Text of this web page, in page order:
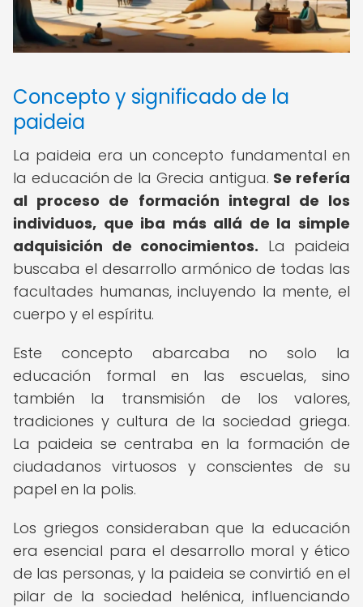
Concepto y significado de la
paideia
La paideia era un concepto fundamental en
la educación de la Grecia antigua. Se refería
al proceso de formación integral de los
individuos, que iba más allá de la simple
adquisición de conocimientos. La paideia
buscaba el desarrollo armónico de todas las
facultades humanas, incluyendo la mente, el
cuerpo y el espíritu.
Este concepto abarcaba no solo la
educación formal en las escuelas, sino
también la transmisión de los valores,
tradiciones y cultura de la sociedad griega.
La paideia se centraba en la formación de
ciudadanos virtuosos y conscientes de su
papel en la polis.
Los griegos consideraban que la educación
era esencial para el desarrollo moral y ético
de las personas, y la paideia se convirtió en el
pilar de la sociedad helénica, influenciando